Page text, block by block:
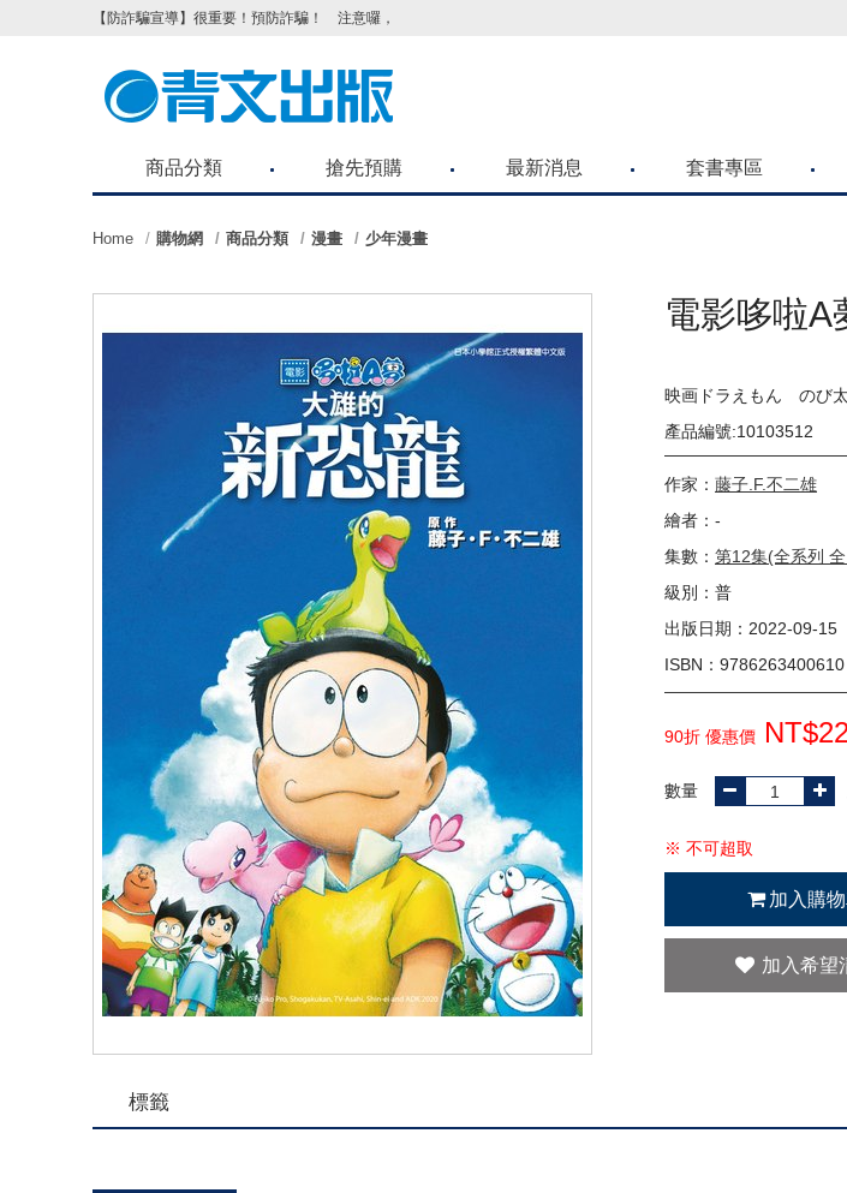
【防詐騙宣導】很重要！預防詐騙！ 注意囉，不要被騙了！請各位喜歡青文購物網的朋友們，提高警覺！
商品分類 搶先預購 最新消息 套書專區
Home 購物網 商品分類 漫畫 少年漫畫
電影哆啦A
映画ドラえもん のび
產品編號:10103512
作家： 藤子.F.不二雄
繪者：-
集數： 第12集(全系列
級別：普
出版日期：2022-09-15
ISBN：9786263400610
90折 優惠價
數量
※ 不可超取
加入購
加入希望
標籤